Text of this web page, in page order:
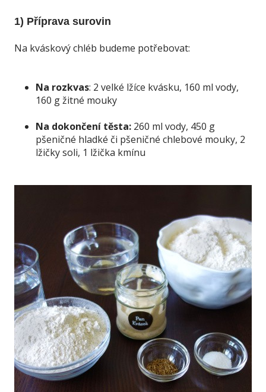
1) Příprava surovin
Na kváskový chléb budeme potřebovat:
Na rozkvas: 2 velké lžíce kvásku, 160 ml vody,
160 g žitné mouky
Na dokončení těsta: 260 ml vody, 450 g
pšeničné hladké či pšeničné chlebové mouky, 2
lžičky soli, 1 lžička kmínu